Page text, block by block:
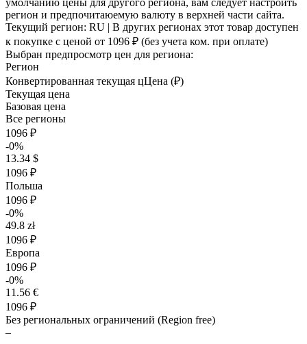
умолчанию цены для другого региона, вам следует настроить
регион и предпочитаюемую валюту в верхней части сайта.
Текущий регион: RU | В других регионах этот товар доступен
к покупке с ценой от 1096 ₽ (без учета ком. при оплате)
Выбран предпросмотр цен для региона:
Регион
Конвертированная текущая цЦена (₽)
Текущая цена
Базовая цена
Все регионы
1096 ₽
-0%
13.34 $
1096 ₽
Польша
1096 ₽
-0%
49.8 zł
1096 ₽
Европа
1096 ₽
-0%
11.56 €
1096 ₽
Без региональных ограничений (Region free)
–